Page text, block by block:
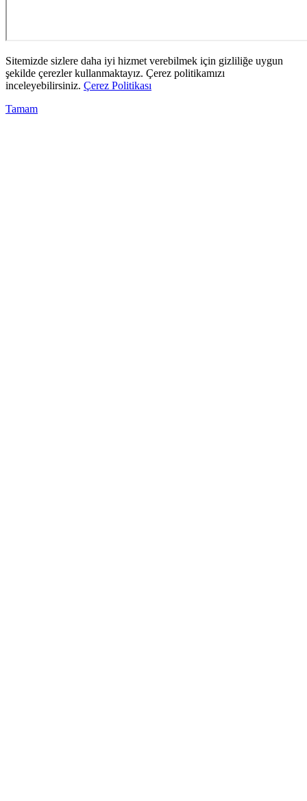
Sitemizde sizlere daha iyi hizmet verebilmek için gizliliğe uygun
şekilde çerezler kullanmaktayız. Çerez politikamızı
inceleyebilirsiniz. Çerez Politikası
Tamam